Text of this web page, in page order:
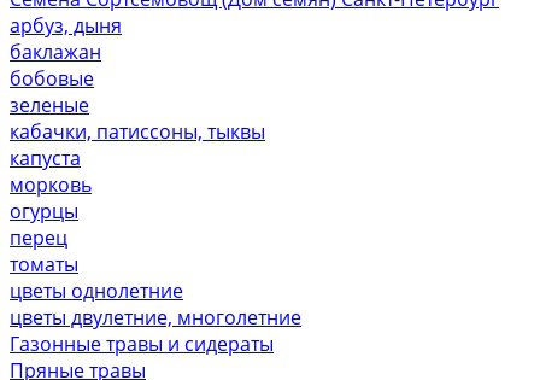
арбуз, дыня
баклажан
бобовые
зеленые
кабачки, патиссоны, тыквы
капуста
морковь
огурцы
перец
томаты
цветы однолетние
цветы двулетние, многолетние
Газонные травы и сидераты
Пряные травы